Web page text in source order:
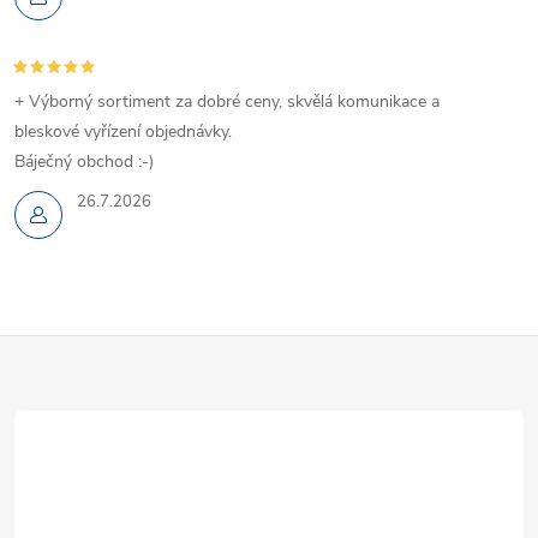
26.7.2026
+ Výborný sortiment za dobré ceny, skvělá komunikace a
bleskové vyřízení objednávky.
Báječný obchod :-)